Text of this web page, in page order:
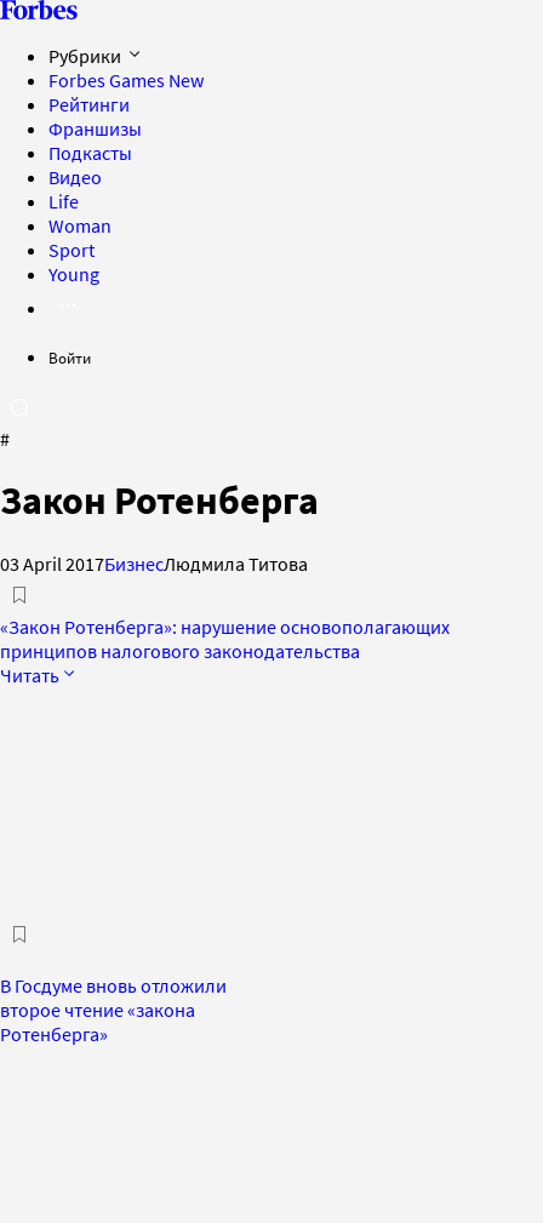
Рубрики
Forbes Games New
Рейтинги
Франшизы
Подкасты
Видео
Life
Woman
Sport
Young
Войти
#
Закон Ротенберга
03 April 2017БизнесЛюдмила Титова
«Закон Ротенберга»: нарушение основополагающих
принципов налогового законодательства
Читать
В Госдуме вновь отложили
второе чтение «закона
Ротенберга»